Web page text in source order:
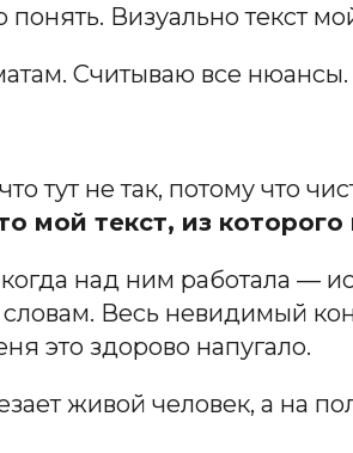
Визуально текст
Считываю все нюансы.
тут не так, потому что
мой текст, из
над ним работала —
Весь невидимый
это здорово напугало.
живой человек, а на